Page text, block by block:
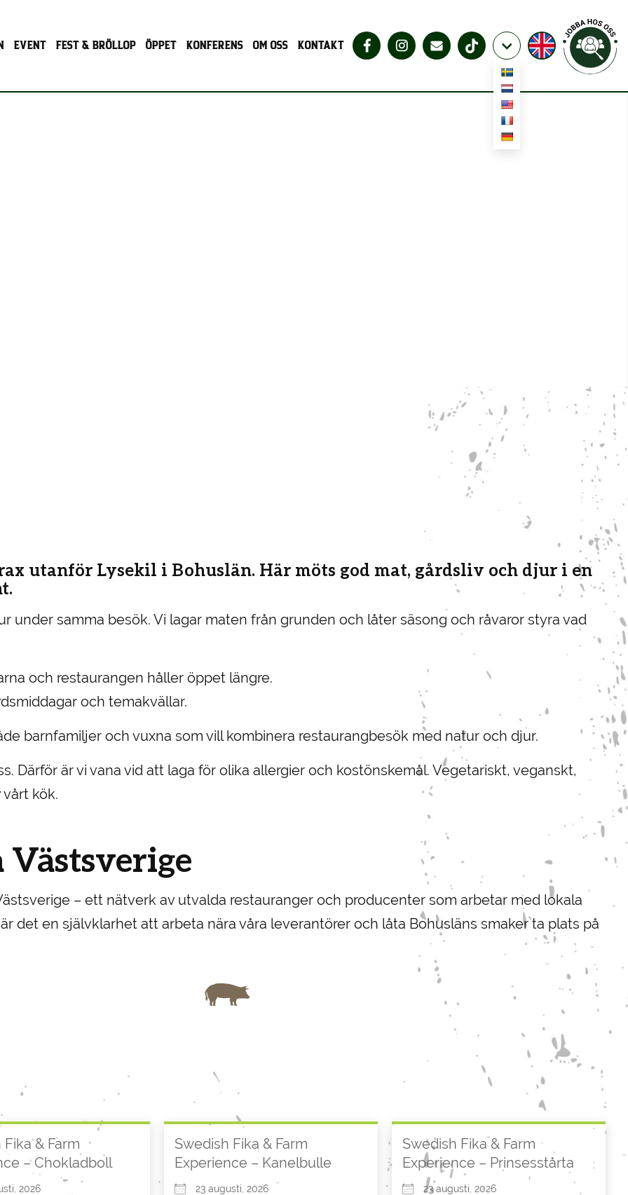
EVENT FEST & BRÖLLOP ÖPPET KONFERENS OM OSS KONTAKT
utanför Lysekil i Bohuslän. Här möts god mat, gårdsliv och djur i en
under samma besök. Vi lagar maten från grunden och låter säsong och råvaror styra vad
och restaurangen håller öppet längre.
och temakvällar.
barnfamiljer och vuxna som vill kombinera restaurangbesök med natur och djur.
Därför är vi vana vid att laga för olika allergier och kostönskemål. Vegetariskt, veganskt,
kök.
Västsverige
– ett nätverk av utvalda restauranger och producenter som arbetar med lokala
det en självklarhet att arbeta nära våra leverantörer och låta Bohusläns smaker ta plats på
& Farm
– Chokladboll
2026
Swedish Fika & Farm
Experience – Kanelbulle
23 augusti, 2026
Swedish Fika & Farm
Experience – Prinsesstårta
23 augusti, 2026